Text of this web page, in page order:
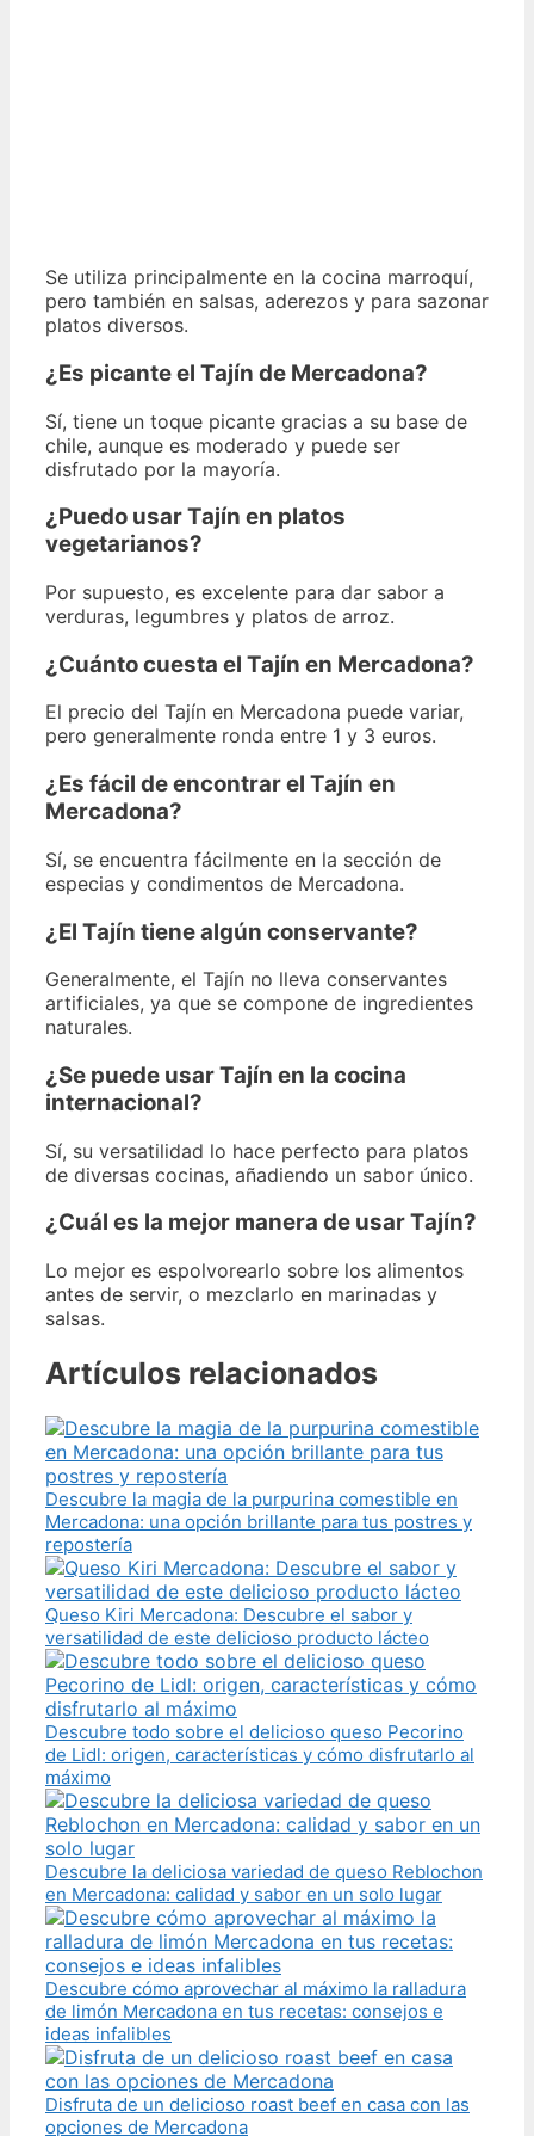
Se utiliza principalmente en la cocina marroquí,
pero también en salsas, aderezos y para sazonar
platos diversos.
¿Es picante el Tajín de Mercadona?
Sí, tiene un toque picante gracias a su base de
chile, aunque es moderado y puede ser
disfrutado por la mayoría.
¿Puedo usar Tajín en platos
vegetarianos?
Por supuesto, es excelente para dar sabor a
verduras, legumbres y platos de arroz.
¿Cuánto cuesta el Tajín en Mercadona?
El precio del Tajín en Mercadona puede variar,
pero generalmente ronda entre 1 y 3 euros.
¿Es fácil de encontrar el Tajín en
Mercadona?
Sí, se encuentra fácilmente en la sección de
especias y condimentos de Mercadona.
¿El Tajín tiene algún conservante?
Generalmente, el Tajín no lleva conservantes
artificiales, ya que se compone de ingredientes
naturales.
¿Se puede usar Tajín en la cocina
internacional?
Sí, su versatilidad lo hace perfecto para platos
de diversas cocinas, añadiendo un sabor único.
¿Cuál es la mejor manera de usar Tajín?
Lo mejor es espolvorearlo sobre los alimentos
antes de servir, o mezclarlo en marinadas y
salsas.
Artículos relacionados
Descubre la magia de la purpurina comestible en
Mercadona: una opción brillante para tus postres y
repostería
Queso Kiri Mercadona: Descubre el sabor y
versatilidad de este delicioso producto lácteo
Descubre todo sobre el delicioso queso Pecorino
de Lidl: origen, características y cómo disfrutarlo al
máximo
Descubre la deliciosa variedad de queso Reblochon
en Mercadona: calidad y sabor en un solo lugar
Descubre cómo aprovechar al máximo la ralladura
de limón Mercadona en tus recetas: consejos e
ideas infalibles
Disfruta de un delicioso roast beef en casa con las
opciones de Mercadona